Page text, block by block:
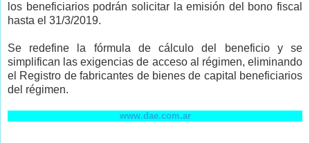
los beneficiarios podrán solicitar la emisión del bono fiscal
hasta el 31/3/2019.
Se redefine la fórmula de cálculo del beneficio y se
simplifican las exigencias de acceso al régimen, eliminando
el Registro de fabricantes de bienes de capital beneficiarios
del régimen.
www.dae.com.ar